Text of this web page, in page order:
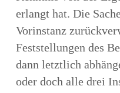
erlangt hat. Die
Vorinstanz
Feststellungen des
dann letztlich
oder doch alle drei